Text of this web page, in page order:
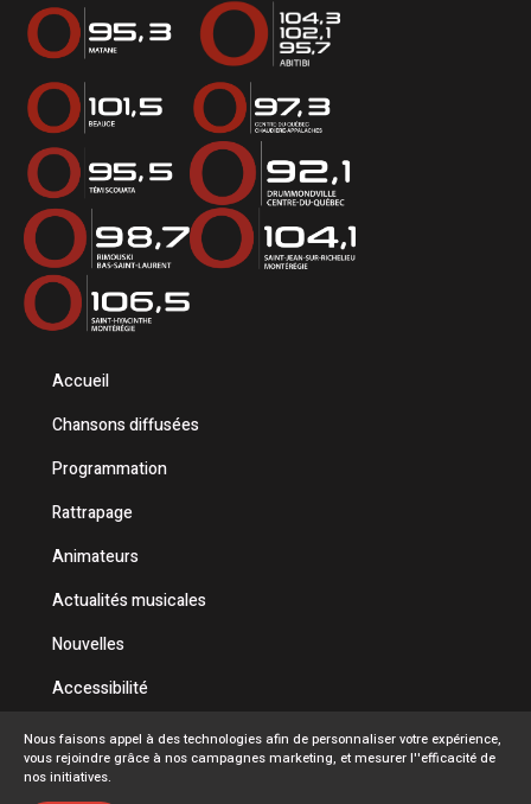
Accueil
Chansons diffusées
Programmation
Rattrapage
Animateurs
Actualités musicales
Nouvelles
Accessibilité
Politique de confidentialité
Conditions d'utilisation
Nous faisons appel à des technologies afin de personnaliser votre expérience,
vous rejoindre grâce à nos campagnes marketing, et mesurer l''efficacité de
nos initiatives.